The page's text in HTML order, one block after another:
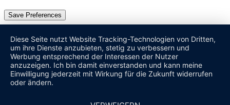
Diese Seite nutzt Website Tracking-Technologien von Dritten,
um ihre Dienste anzubieten, stetig zu verbessern und
Werbung entsprechend der Interessen der Nutzer
anzuzeigen. Ich bin damit einverstanden und kann meine
Einwilligung jederzeit mit Wirkung für die Zukunft widerrufen
oder ändern.